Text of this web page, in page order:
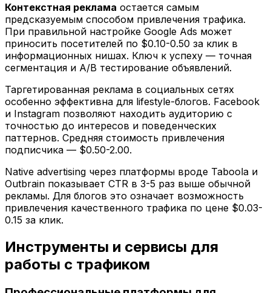
Контекстная реклама остается самым
предсказуемым способом привлечения трафика.
При правильной настройке Google Ads может
приносить посетителей по $0.10-0.50 за клик в
информационных нишах. Ключ к успеху — точная
сегментация и A/B тестирование объявлений.
Таргетированная реклама в социальных сетях
особенно эффективна для lifestyle-блогов. Facebook
и Instagram позволяют находить аудиторию с
точностью до интересов и поведенческих
паттернов. Средняя стоимость привлечения
подписчика — $0.50-2.00.
Native advertising через платформы вроде Taboola и
Outbrain показывает CTR в 3-5 раз выше обычной
рекламы. Для блогов это означает возможность
привлечения качественного трафика по цене $0.03-
0.15 за клик.
Инструменты и сервисы для
работы с трафиком